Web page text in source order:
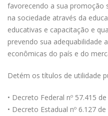
favorecendo a sua promoção
na sociedade através da
educativas e capacitação e
prevendo sua adequabilidade
econômicas do país e do
Detém os títulos de utilidade
• Decreto Federal nº 57.415
• Decreto Estadual nº 6.127